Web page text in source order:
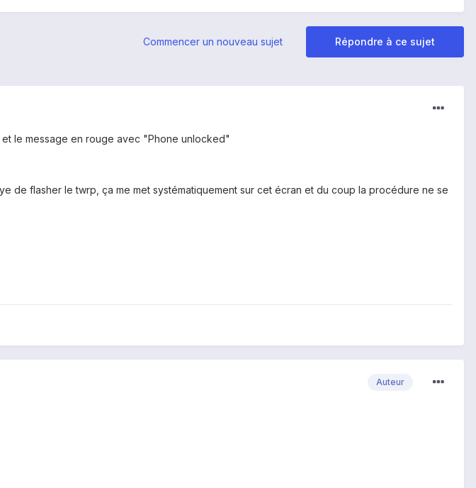
Répondre à ce sujet
Commencer un nouveau sujet
le message en rouge avec "Phone unlocked"
de flasher le twrp, ça me met systématiquement sur cet écran et du coup la procédure ne se
Auteur